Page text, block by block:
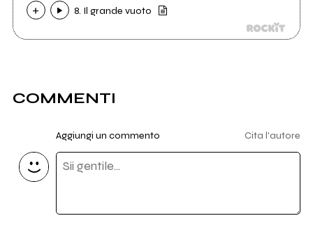
8. Il grande vuoto
COMMENTI
Aggiungi un commento Cita l'autore